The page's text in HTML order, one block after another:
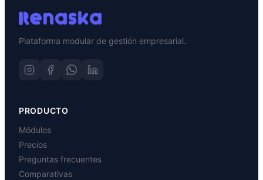
Plataforma modular de gestión empresarial.
PRODUCTO
Módulos
Precios
Preguntas frecuentes
Comparativas